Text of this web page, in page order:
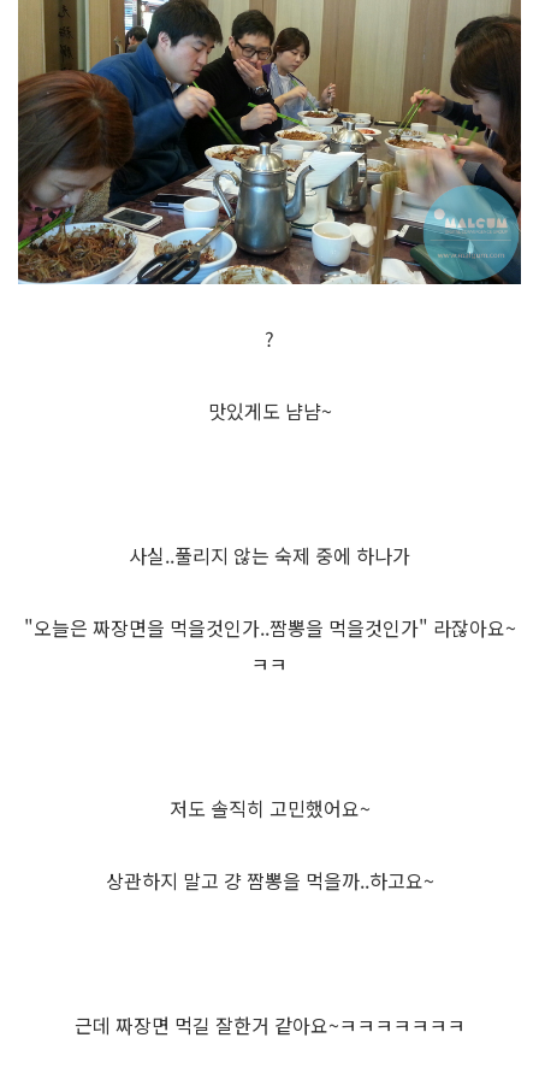
?
맛있게도 냠냠~
사실..풀리지 않는 숙제 중에 하나가
"오늘은 짜장면을 먹을것인가..짬뽕을 먹을것인가" 라잖아요~
ㅋㅋ
저도 솔직히 고민했어요~
상관하지 말고 걍 짬뽕을 먹을까..하고요~
근데 짜장면 먹길 잘한거 같아요~ㅋㅋㅋㅋㅋㅋㅋ